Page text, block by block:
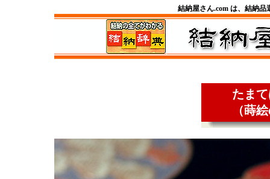
結納屋さん.com は、結納
たま
（蒔